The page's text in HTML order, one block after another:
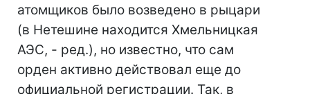
атомщиков было возведено в рыцари
(в Нетешине находится Хмельницкая
АЭС, - ред.), но известно, что сам
орден активно действовал еще до
официальной регистрации. Так, в